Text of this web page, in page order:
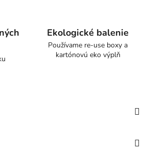
Ekologické balenie
Používame re-use boxy a
kartónovú eko výplň